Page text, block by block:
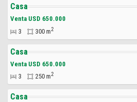
Casa
Venta USD 650.000
3
300 m2
Casa
Venta USD 650.000
3
250 m2
Casa